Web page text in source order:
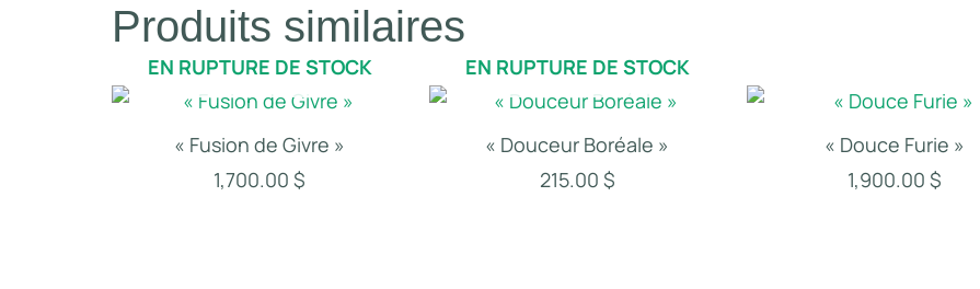
Produits similaires
EN RUPTURE DE STOCK
« Fusion de Givre »
1,700.00 $
EN RUPTURE DE STOCK
« Douceur Boréale »
215.00 $
« Douce Furie »
1,900.00 $